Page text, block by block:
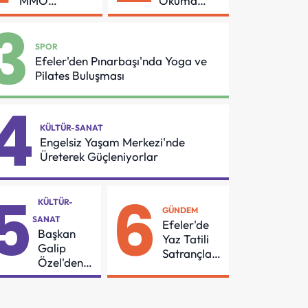
Arasında
Güvenliği İçin
Önemli
Protokol
Azmi Örnek
SPOR
Efeler'den Pınarbaşı'nda Yoga ve
Pilates Buluşması
KÜLTÜR-SANAT
Engelsiz Yaşam Merkezi'nde
Üreterek Güçleniyorlar
KÜLTÜR-
SANAT
Başkan
Galip
Özel'den
55
6 GÜNDEM
Efeler'de
Yaz Tatili
Satrançla